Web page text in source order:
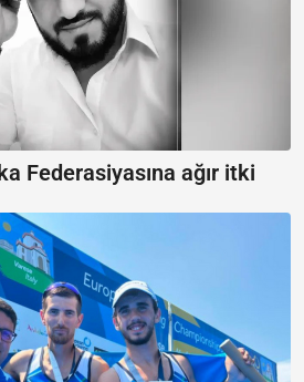
Federasiyasına ağır itki